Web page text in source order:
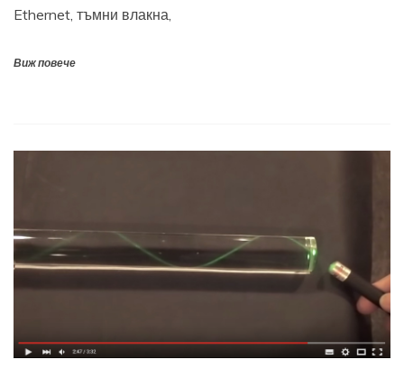
Ethernet, тъмни влакна,
Виж повече